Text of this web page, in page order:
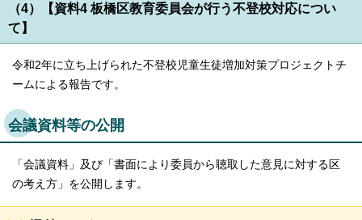
（4）【資料4 板橋区教育委員会が行う不登校対応につい
て】
令和2年に立ち上げられた不登校児童生徒増加対策プロジェクトチ
ームによる報告です。
会議資料等の公開
「会議資料」及び「書面により委員から聴取した意見に対する区
の考え方」を公開します。